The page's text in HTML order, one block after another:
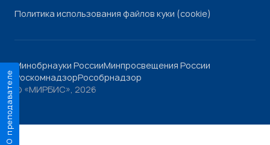
О преподавателе
Политика использования файлов куки (cookie)
Минобрнауки РоссииМинпросвещения России
РоскомнадзорРособрнадзор
© «МИРБИС», 2026